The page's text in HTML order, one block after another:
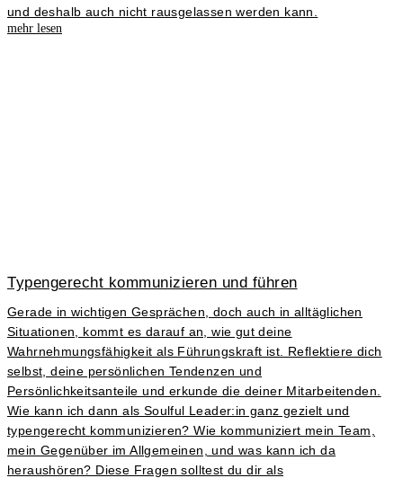
und deshalb auch nicht rausgelassen werden kann.
mehr lesen
Typengerecht kommunizieren und führen
Gerade in wichtigen Gesprächen, doch auch in alltäglichen
Situationen, kommt es darauf an, wie gut deine
Wahrnehmungsfähigkeit als Führungskraft ist. Reflektiere dich
selbst, deine persönlichen Tendenzen und
Persönlichkeitsanteile und erkunde die deiner Mitarbeitenden.
Wie kann ich dann als Soulful Leader:in ganz gezielt und
typengerecht kommunizieren? Wie kommuniziert mein Team,
mein Gegenüber im Allgemeinen, und was kann ich da
heraushören? Diese Fragen solltest du dir als